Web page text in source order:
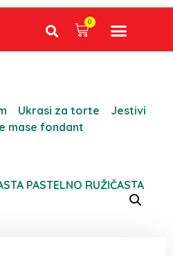
0
Ukrasi za torte
Jestivi
mase fondant